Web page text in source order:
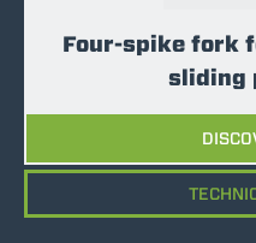
Four-spike fork
sliding